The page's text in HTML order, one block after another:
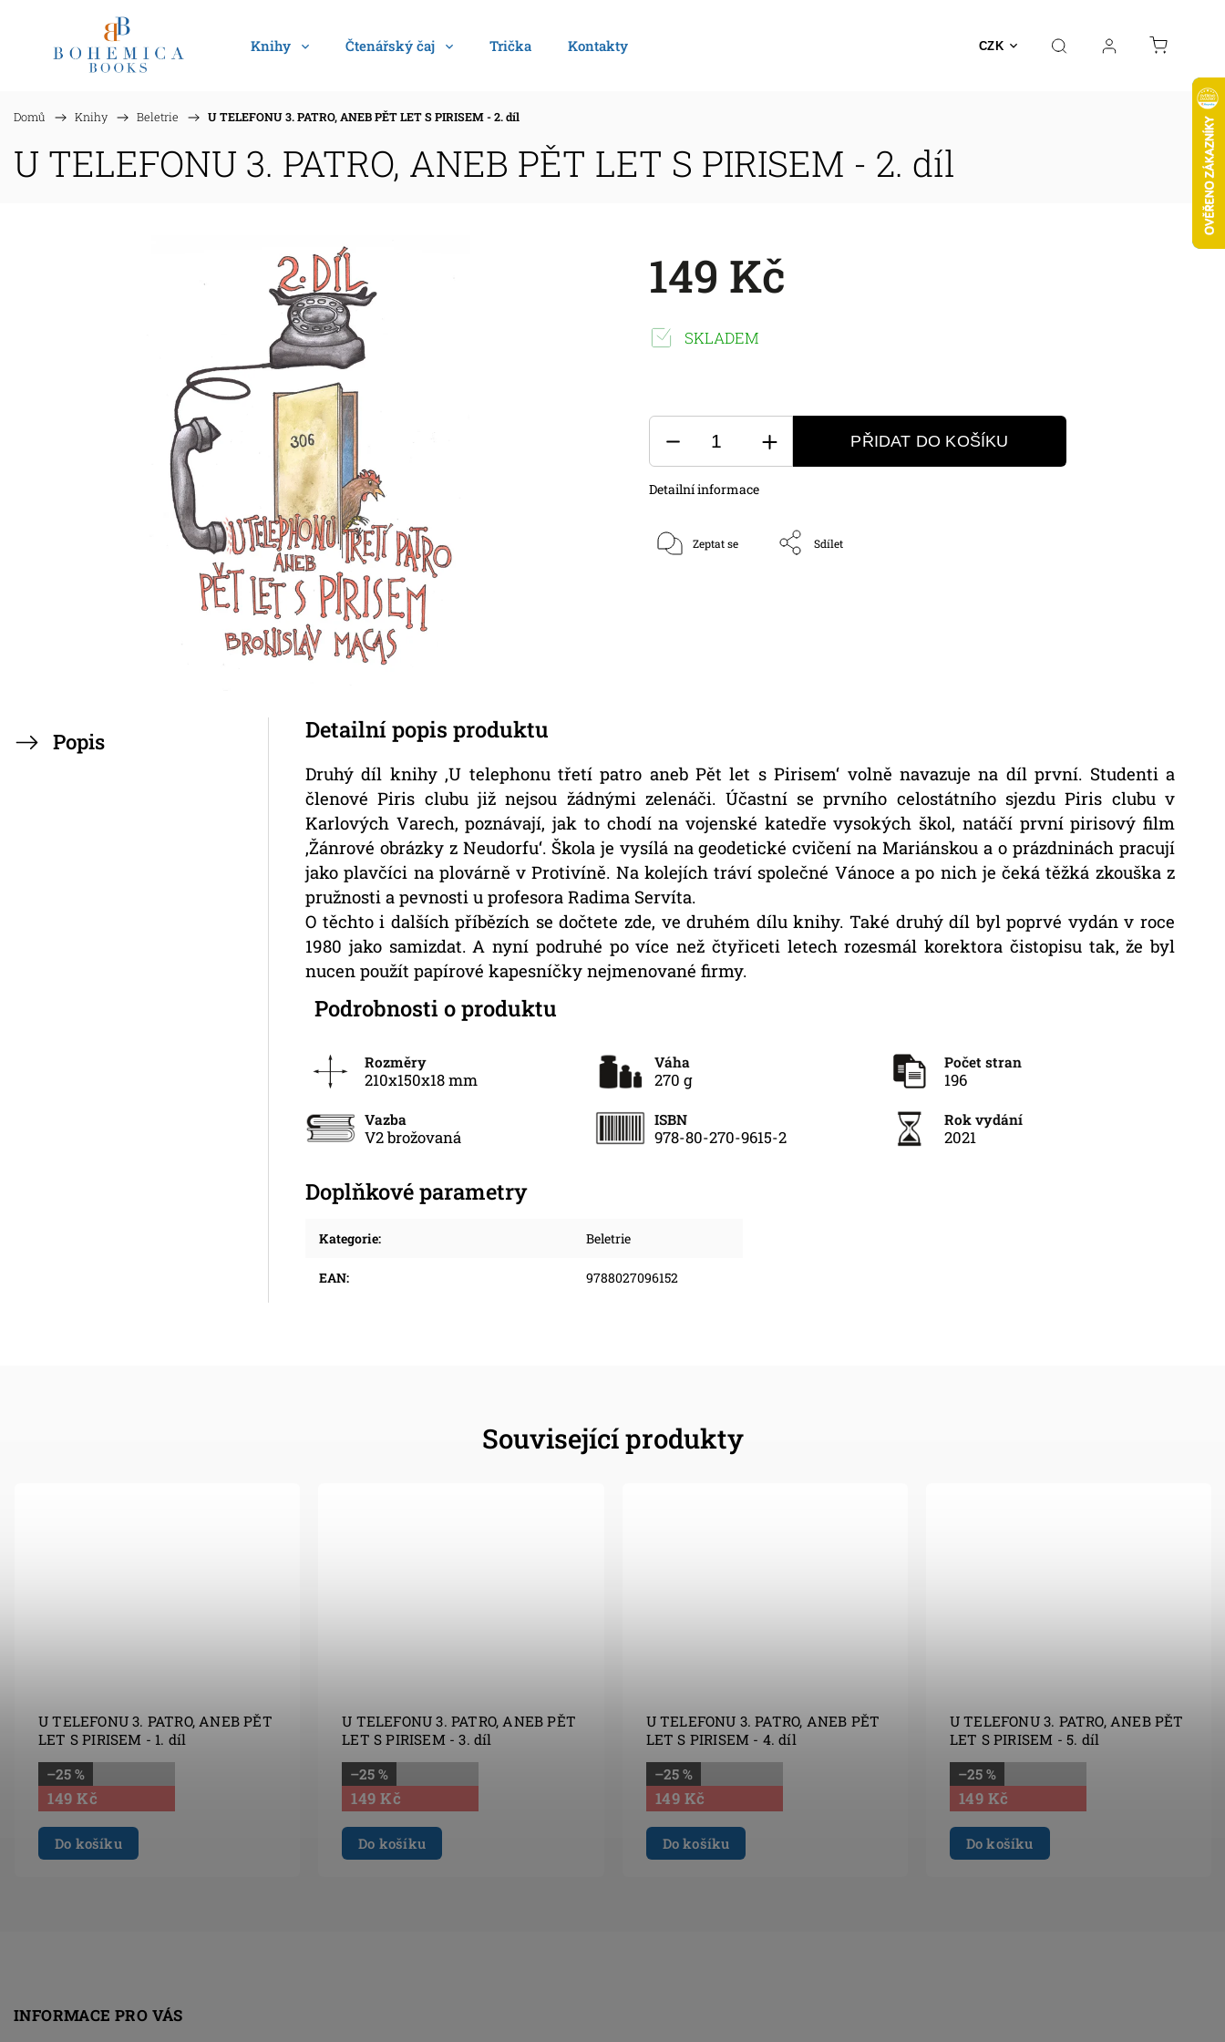
CZK
Knihy Čtenářský čaj Trička Kontakty
Domů / Knihy / Beletrie / U TELEFONU 3. PATRO, ANEB PĚT LET S PIRISEM - 2. díl
U TELEFONU 3. PATRO, ANEB PĚT LET S PIRISEM - 2. díl
149 Kč
SKLADEM
PŘIDAT DO KOŠÍKU
Detailní informace
Zeptat se Sdílet
Popis Detailní popis produktu
Druhý díl knihy ‚U telephonu třetí patro aneb Pět let s Pirisem‘ volně navazuje na díl první. Studenti a
členové Piris clubu již nejsou žádnými zelenáči. Účastní se prvního celostátního sjezdu Piris clubu v
Karlových Varech, poznávají, jak to chodí na vojenské katedře vysokých škol, natáčí první pirisový film
‚Žánrové obrázky z Neudorfu‘. Škola je vysílá na geodetické cvičení na Mariánskou a o prázdninách pracují
jako plavčíci na plovárně v Protivíně. Na kolejích tráví společné Vánoce a po nich je čeká těžká zkouška z
pružnosti a pevnosti u profesora Radima Servíta.
O těchto i dalších příbězích se dočtete zde, ve druhém dílu knihy. Také druhý díl byl poprvé vydán v roce
1980 jako samizdat. A nyní podruhé po více než čtyřiceti letech rozesmál korektora čistopisu tak, že byl
nucen použít papírové kapesníčky nejmenované firmy.
Podrobnosti o produktu
Rozměry
210x150x18 mm
Váha
270 g
Počet stran
196
Vazba
V2 brožovaná
ISBN
978-80-270-9615-2
Rok vydání
2021
Doplňkové parametry
Kategorie: Beletrie
EAN: 9788027096152
Související produkty
U TELEFONU 3. PATRO, ANEB PĚT
LET S PIRISEM - 1. díl
–25 %
149 Kč
Do košíku
U TELEFONU 3. PATRO, ANEB PĚT
LET S PIRISEM - 3. díl
–25 %
149 Kč
Do košíku
U TELEFONU 3. PATRO, ANEB PĚT
LET S PIRISEM - 4. díl
–25 %
149 Kč
Do košíku
U TELEFONU 3. PATRO, ANEB PĚT
LET S PIRISEM - 5. díl
–25 %
149 Kč
Do košíku
INFORMACE PRO VÁS